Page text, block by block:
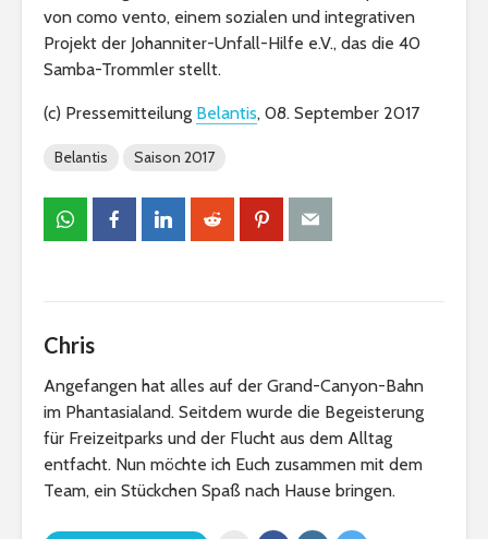
von como vento, einem sozialen und integrativen
Projekt der Johanniter-Unfall-Hilfe e.V., das die 40
Samba-Trommler stellt.
(c) Pressemitteilung Belantis, 08. September 2017
Belantis Saison 2017
Chris
Angefangen hat alles auf der Grand-Canyon-Bahn
im Phantasialand. Seitdem wurde die Begeisterung
für Freizeitparks und der Flucht aus dem Alltag
entfacht. Nun möchte ich Euch zusammen mit dem
Team, ein Stückchen Spaß nach Hause bringen.